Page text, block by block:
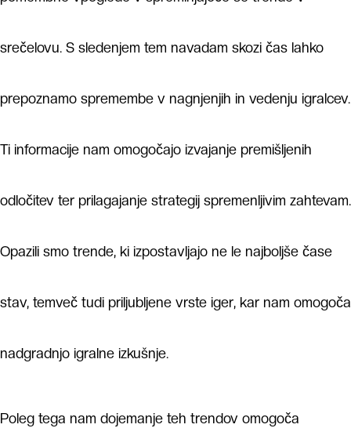
srečelovu. S sledenjem tem navadam skozi čas lahko
prepoznamo spremembe v nagnjenjih in vedenju igralcev.
Ti informacije nam omogočajo izvajanje premišljenih
odločitev ter prilagajanje strategij spremenljivim zahtevam.
Opazili smo trende, ki izpostavljajo ne le najboljše čase
stav, temveč tudi priljubljene vrste iger, kar nam omogoča
nadgradnjo igralne izkušnje.
Poleg tega nam dojemanje teh trendov omogoča